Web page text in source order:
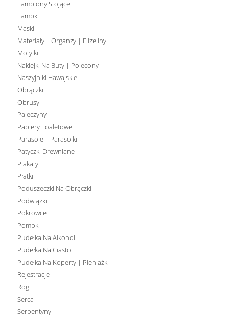
Lampiony Stojące
Lampki
Maski
Materiały | Organzy | Flizeliny
Motylki
Naklejki Na Buty | Polecony
Naszyjniki Hawajskie
Obrączki
Obrusy
Pajęczyny
Papiery Toaletowe
Parasole | Parasolki
Patyczki Drewniane
Plakaty
Płatki
Poduszeczki Na Obrączki
Podwiązki
Pokrowce
Pompki
Pudełka Na Alkohol
Pudełka Na Ciasto
Pudełka Na Koperty | Pieniążki
Rejestracje
Rogi
Serca
Serpentyny